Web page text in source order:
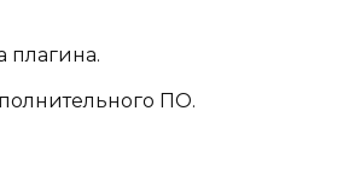
плагина.
ПО.